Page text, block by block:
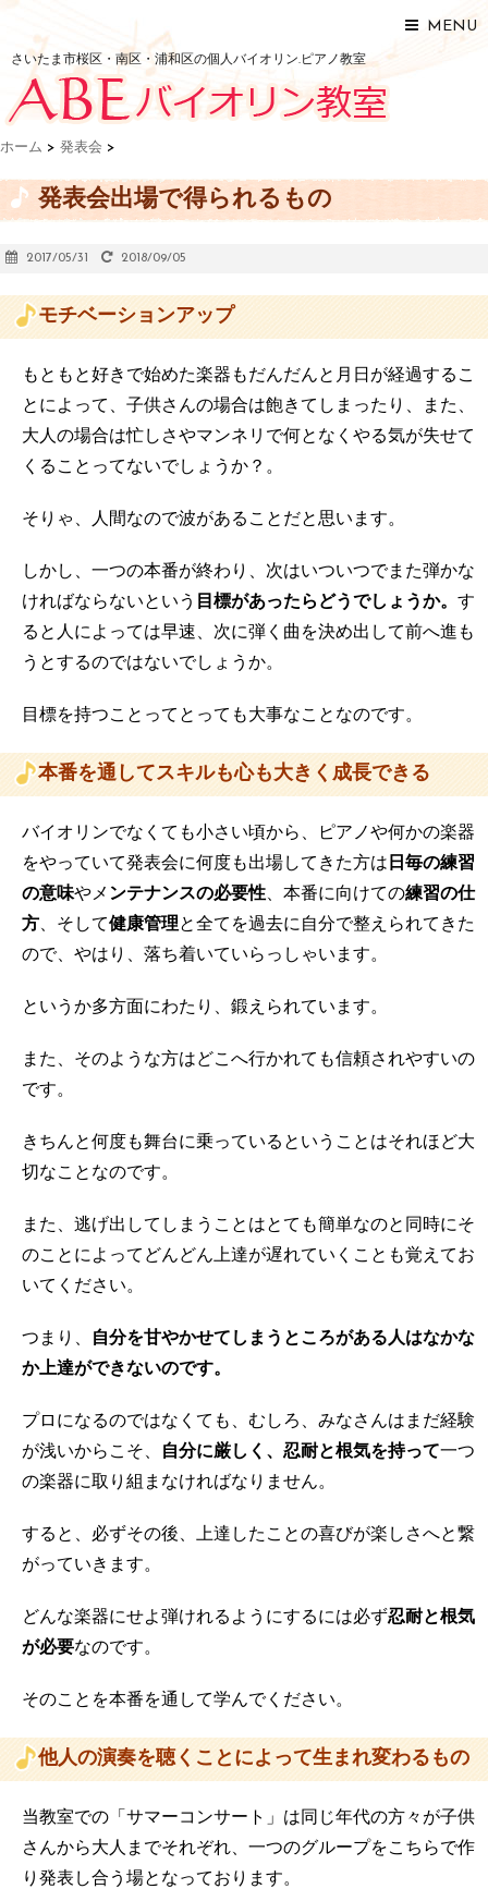
MENU
さいたま市桜区・南区・浦和区の個人バイオリン.ピアノ教室
ホーム > 発表会 >
発表会出場で得られるもの
2017/05/31 2018/09/05
モチベーションアップ
もともと好きで始めた楽器もだんだんと月日が経過するこ
とによって、子供さんの場合は飽きてしまったり、また、
大人の場合は忙しさやマンネリで何となくやる気が失せて
くることってないでしょうか？。
そりゃ、人間なので波があることだと思います。
しかし、一つの本番が終わり、次はいついつでまた弾かな
ければならないという 目標があったらどうでしょうか。 す
ると人によっては早速、次に弾く曲を決め出して前へ進も
うとするのではないでしょうか。
目標を持つことってとっても大事なことなのです。
本番を通してスキルも心も大きく成長できる
バイオリンでなくても小さい頃から、ピアノや何かの楽器
をやっていて発表会に何度も出場してきた方は 日毎の練習
の意味やメ ンテナンスの必要性、本番に向けての練習の仕
方、そして健康管理と全てを過去に自分で整えられてきた
ので、やはり、落ち着いていらっしゃいます。
というか多方面にわたり、鍛えられています。
また、そのような方はどこへ行かれても信頼されやすいの
です。
きちんと何度も舞台に乗っているということはそれほど大
切なことなのです。
また、逃げ出してしまうことはとても簡単なのと同時にそ
のことによってどんどん上達が遅れていくことも覚えてお
いてください。
つまり、
自分を甘やかせてしまうところがある人はなかな
か上達ができないのです。
プロになるのではなくても、むしろ、みなさんはまだ経験
が浅いからこそ、
自分に厳しく、忍耐と根気を持って一つ
の楽器に取り組まなければなりません。
すると、必ずその後、上達したことの喜びが楽しさへと繋
がっていきます。
どんな楽器にせよ弾けれるようにするには必ず忍耐と根気
が必要なのです。
そのことを本番を通して学んでください。
他人の演奏を聴くことによって生まれ変わるもの
当教室での「サマーコンサート」は同じ年代の方々が子供
さんから大人までそれぞれ、一つのグループをこちらで作
り発表し合う場となっております。